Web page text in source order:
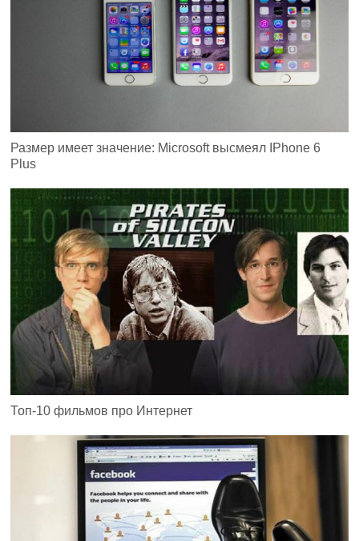
Размер имеет значение: Microsoft высмеял IPhone 6
Plus
Топ-10 фильмов про Интернет